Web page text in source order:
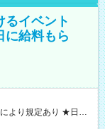
るイベント
給料もら
GET♪ お仕事後はコ